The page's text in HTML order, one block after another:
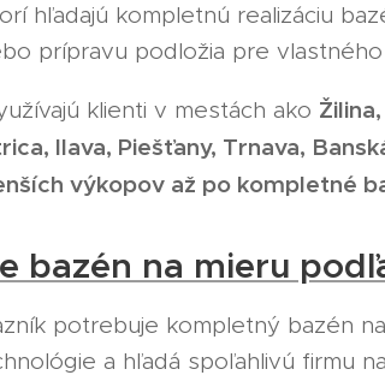
hľadajú kompletnú realizáciu
prípravu podložia pre
klienti v mestách ako
Ilava, Piešťany, Trnava,
výkopov až po kompletné
bazén na mieru
potrebuje kompletný bazén
a hľadá spoľahlivú firmu